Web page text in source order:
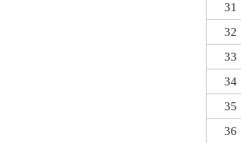
31
32
33
34
35
36